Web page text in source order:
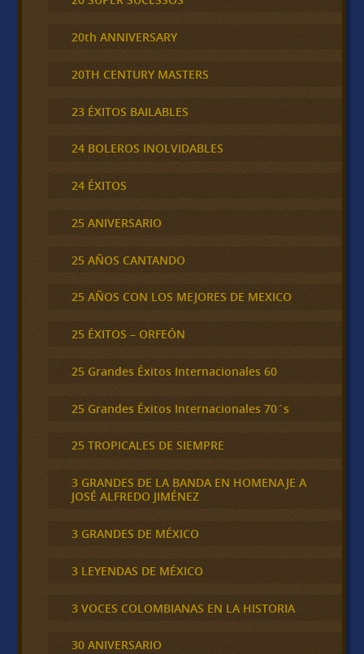
20th ANNIVERSARY
20TH CENTURY MASTERS
23 ÉXITOS BAILABLES
24 BOLEROS INOLVIDABLES
24 ÉXITOS
25 ANIVERSARIO
25 AÑOS CANTANDO
25 AÑOS CON LOS MEJORES DE MEXICO
25 ÉXITOS – ORFEÓN
25 Grandes Éxitos Internacionales 60
25 Grandes Éxitos Internacionales 70´s
25 TROPICALES DE SIEMPRE
3 GRANDES DE LA BANDA EN HOMENAJE A
JOSÉ ALFREDO JIMÉNEZ
3 GRANDES DE MÉXICO
3 LEYENDAS DE MÉXICO
3 VOCES COLOMBIANAS EN LA HISTORIA
30 ANIVERSARIO